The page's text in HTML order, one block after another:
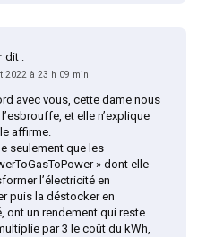
dit :
2022 à 23 h 09 min
avec vous, cette dame nous
et elle n’explique
affirme.
seulement que les
» dont elle
l’électricité en
puis la déstocker en
ont un rendement qui reste
par 3 le coût du kWh,